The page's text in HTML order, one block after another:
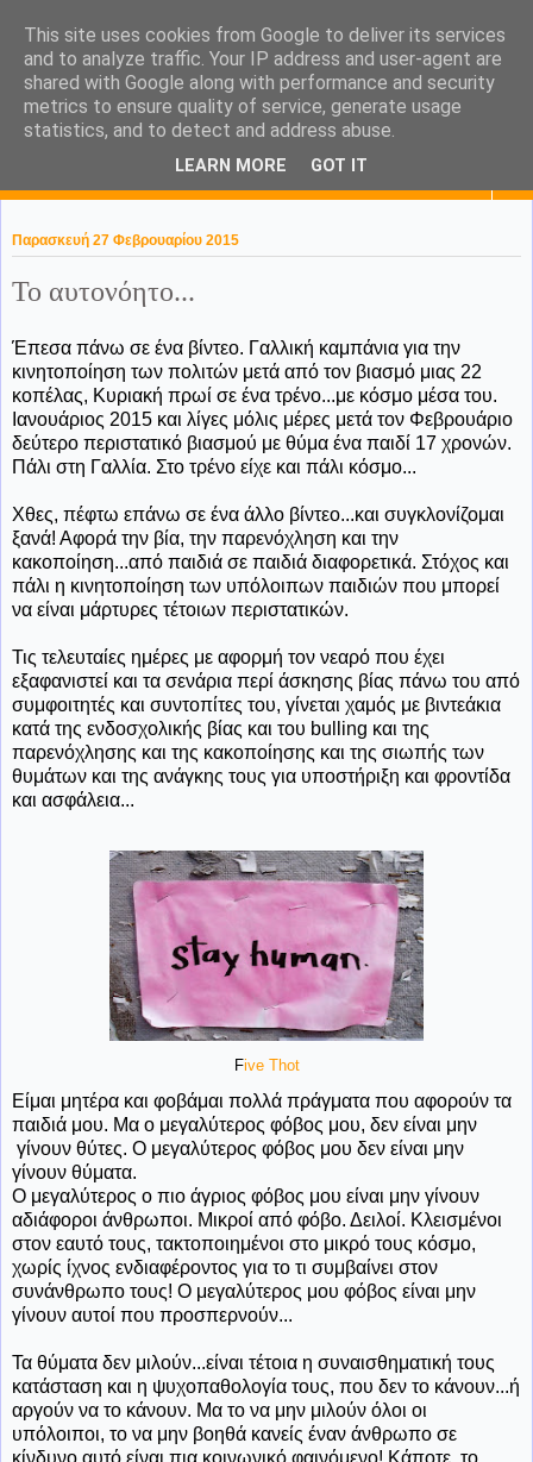
KaPa. Me without you...tea
without a biscuit!
Παρασκευή 27 Φεβρουαρίου 2015
Το αυτονόητο...
Έπεσα πάνω σε ένα βίντεο. Γαλλική καμπάνια για την
κινητοποίηση των πολιτών μετά από τον βιασμό μιας 22
κοπέλας, Κυριακή πρωί σε ένα τρένο...με κόσμο μέσα του.
Ιανουάριος 2015 και λίγες μόλις μέρες μετά τον Φεβρουάριο
δεύτερο περιστατικό βιασμού με θύμα ένα παιδί 17 χρονών.
Πάλι στη Γαλλία. Στο τρένο είχε και πάλι κόσμο...
Χθες, πέφτω επάνω σε ένα άλλο βίντεο...και συγκλονίζομαι
ξανά! Αφορά την βία, την παρενόχληση και την
κακοποίηση...από παιδιά σε παιδιά διαφορετικά. Στόχος και
πάλι η κινητοποίηση των υπόλοιπων παιδιών που μπορεί
να είναι μάρτυρες τέτοιων περιστατικών.
Τις τελευταίες ημέρες με αφορμή τον νεαρό που έχει
εξαφανιστεί και τα σενάρια περί άσκησης βίας πάνω του από
συμφοιτητές και συντοπίτες του, γίνεται χαμός με βιντεάκια
κατά της ενδοσχολικής βίας και του bulling και της
παρενόχλησης και της κακοποίησης και της σιωπής των
θυμάτων και της ανάγκης τους για υποστήριξη και φροντίδα
και ασφάλεια...
Five Thot
Είμαι μητέρα και φοβάμαι πολλά πράγματα που αφορούν τα
παιδιά μου. Μα ο μεγαλύτερος φόβος μου, δεν είναι μην
γίνουν θύτες. Ο μεγαλύτερος φόβος μου δεν είναι μην
γίνουν θύματα.
Ο μεγαλύτερος ο πιο άγριος φόβος μου είναι μην γίνουν
αδιάφοροι άνθρωποι. Μικροί από φόβο. Δειλοί. Κλεισμένοι
στον εαυτό τους, τακτοποιημένοι στο μικρό τους κόσμο,
χωρίς ίχνος ενδιαφέροντος για το τι συμβαίνει στον
συνάνθρωπο τους! Ο μεγαλύτερος μου φόβος είναι μην
γίνουν αυτοί που προσπερνούν...
Τα θύματα δεν μιλούν...είναι τέτοια η συναισθηματική τους
κατάσταση και η ψυχοπαθολογία τους, που δεν το κάνουν...ή
αργούν να το κάνουν. Μα το να μην μιλούν όλοι οι
υπόλοιποι, το να μην βοηθά κανείς έναν άνθρωπο σε
κίνδυνο αυτό είναι πια κοινωνικό φαινόμενο! Κάποτε το
This site uses cookies from Google to deliver its services
and to analyze traffic. Your IP address and user-agent are
shared with Google along with performance and security
metrics to ensure quality of service, generate usage
statistics, and to detect and address abuse.
LEARN MORE GOT IT